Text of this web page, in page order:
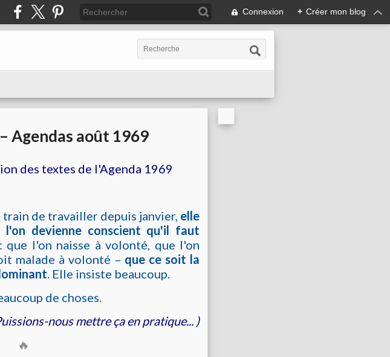
Connexion + Créer mon blog
Agendas août 1969
des textes de l'Agenda 1969
de travailler depuis janvier, elle
l'on devienne conscient qu'il faut
: que l'on naisse à volonté, que l'on
malade à volonté – que ce soit la
. Elle insiste beaucoup.
de choses.
nous mettre ça en pratique... )
🔥